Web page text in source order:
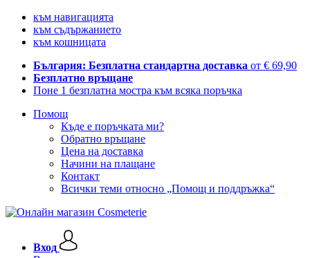
към навигацията
към съдържанието
към кошницата
България: Безплатна стандартна доставка от € 69,90
Безплатно връщане
Поне 1 безплатна мостра към всяка поръчка
Помощ
Къде е поръчката ми?
Обратно връщане
Цена на доставка
Начини на плащане
Контакт
Всички теми относно „Помощ и поддръжка“
Вход